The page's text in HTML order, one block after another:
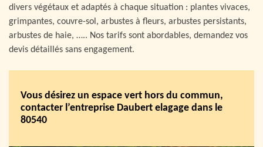
divers végétaux et adaptés à chaque situation : plantes vivaces,
grimpantes, couvre-sol, arbustes à fleurs, arbustes persistants,
arbustes de haie, ….. Nos tarifs sont abordables, demandez vos
devis détaillés sans engagement.
Vous désirez un espace vert hors du commun,
contacter l’entreprise Daubert elagage dans le
80540